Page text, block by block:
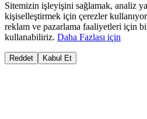
Sitemizin işleyişini sağlamak, analiz
kişiselleştirmek için çerezler
reklam ve pazarlama faaliyetleri için
kullanabiliriz. Daha Fazlası için
Reddet Kabul Et